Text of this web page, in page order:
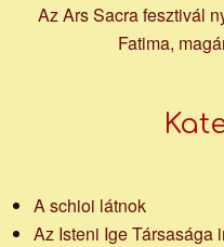
Az Ars Sacra fesztivál
Fatima,
A schioi látnok
Az Isteni Ige Társasága